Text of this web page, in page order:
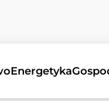
Energetyka